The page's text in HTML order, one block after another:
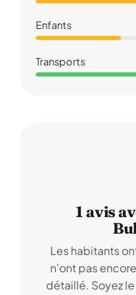
Enfants
Transports
1 avis
Les habitants
n'ont pas
détaillé. Soyez